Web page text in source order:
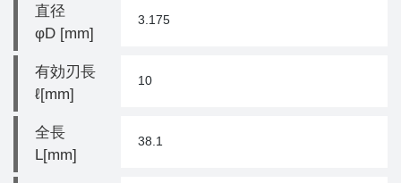
直径
φD [mm]
3.175
有効刃長
ℓ[mm]
10
全長
L[mm]
38.1